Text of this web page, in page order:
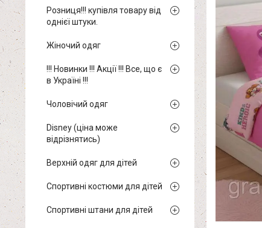
Розниця!!! купівля товару від
однієї штуки.
Жіночий одяг
!!! Новинки !!! Акції !!! Все, що є
в Україні !!!
Чоловічий одяг
Disney (ціна може
відрізнятись)
Верхній одяг для дітей
Спортивні костюми для дітей
Спортивні штани для дітей